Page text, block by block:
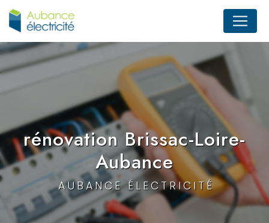
rénovation Brissac-Loire-
Aubance
AUBANCE ÉLECTRICITÉ
Panneau de gestion des cookies